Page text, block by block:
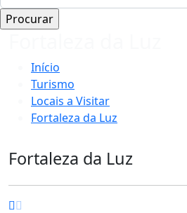
Início
Turismo
Locais a Visitar
Fortaleza da Luz
Fortaleza da Luz